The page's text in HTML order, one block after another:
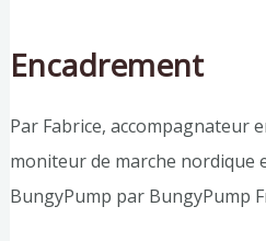
Encadrement
Par Fabrice, accompagnateur
moniteur de marche nordique
BungyPump par BungyPump